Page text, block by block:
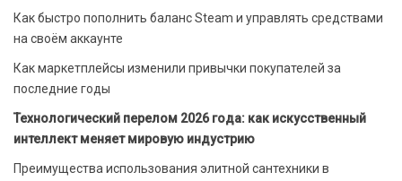
Как быстро пополнить баланс Steam и управлять средствами
на своём аккаунте
Как маркетплейсы изменили привычки покупателей за
последние годы
Технологический перелом 2026 года: как искусственный
интеллект меняет мировую индустрию
Преимущества использования элитной сантехники в